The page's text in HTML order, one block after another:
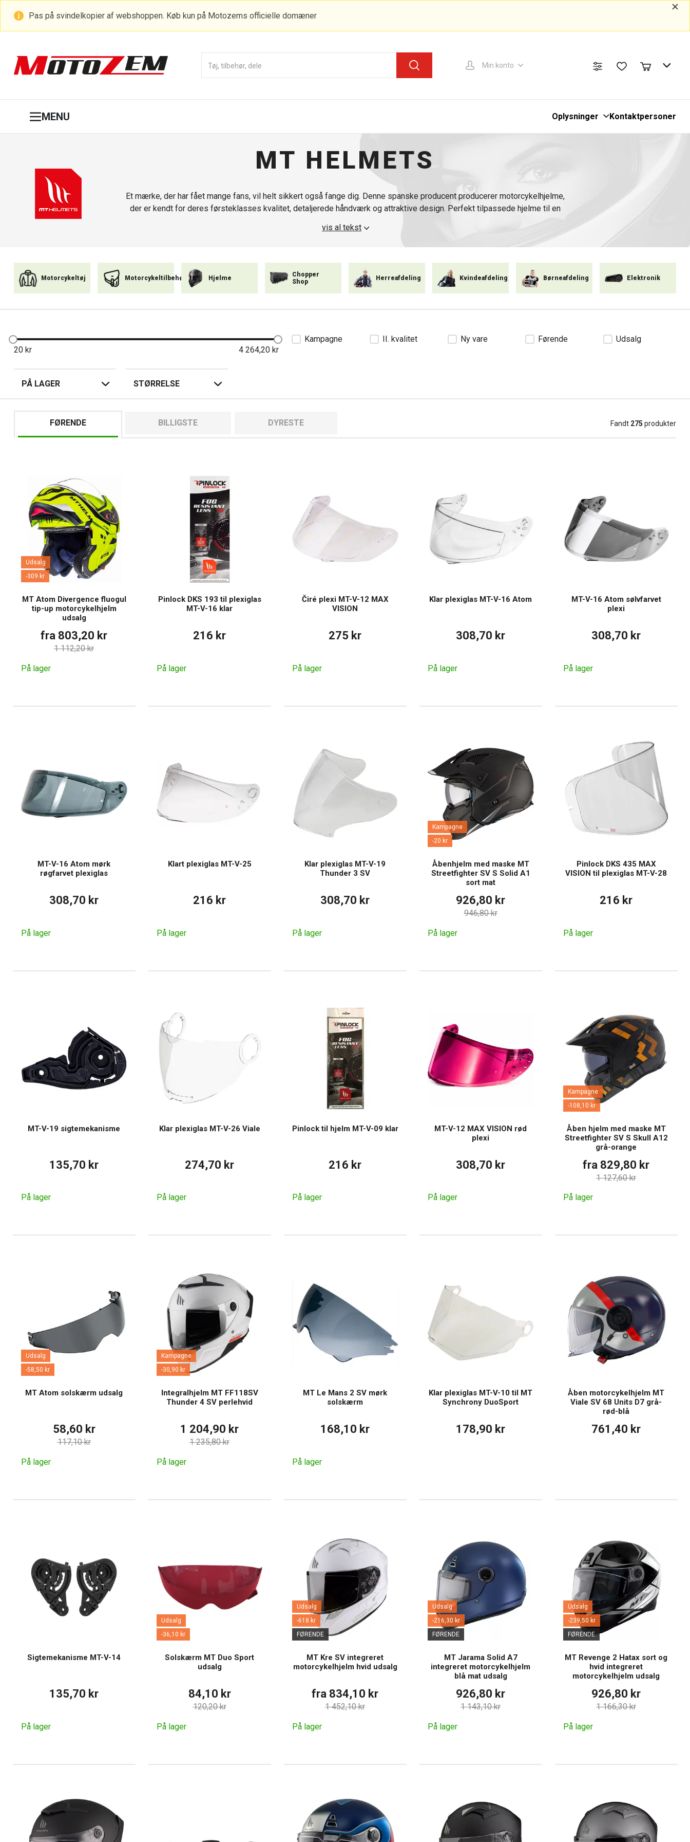
Pas på svindelkopier af webshoppen. Køb kun på Motozems officielle domæner
Min konto
MENU Oplysninger Kontaktpersoner
MT HELMETS
Et mærke, der har fået mange fans, vil helt sikkert også fange dig. Denne spanske producent producerer motorcykelhjelme,
der er kendt for deres førsteklasses kvalitet, detaljerede håndværk og attraktive design. Perfekt tilpassede hjelme til en
vis al tekst
Motorcykeltøj Motorcykeltilbehør Hjelme
Chopper
Shop
Herreafdeling Kvindeafdeling Børneafdeling Elektronik
20 kr 4 264,20 kr
Kampagne II. kvalitet Ny vare Førende Udsalg
PÅ LAGER STØRRELSE
Fandt 275 produkter
FØRENDE BILLIGSTE DYRESTE
Udsalg
-309 kr
MT Atom Divergence fluogul
tip-up motorcykelhjelm
udsalg
fra 803,20 kr
1 112,20 kr
På lager
Pinlock DKS 193 til plexiglas
MT-V-16 klar
216 kr
På lager
Čiré plexi MT-V-12 MAX
VISION
275 kr
På lager
Klar plexiglas MT-V-16 Atom
308,70 kr
På lager
MT-V-16 Atom sølvfarvet
plexi
308,70 kr
På lager
MT-V-16 Atom mørk
røgfarvet plexiglas
308,70 kr
På lager
Klart plexiglas MT-V-25
216 kr
På lager
Klar plexiglas MT-V-19
Thunder 3 SV
308,70 kr
På lager
Kampagne
-20 kr
Åbenhjelm med maske MT
Streetfighter SV S Solid A1
sort mat
926,80 kr
946,80 kr
På lager
Pinlock DKS 435 MAX
VISION til plexiglas MT-V-28
216 kr
På lager
MT-V-19 sigtemekanisme
135,70 kr
På lager
Klar plexiglas MT-V-26 Viale
274,70 kr
På lager
Pinlock til hjelm MT-V-09 klar
216 kr
På lager
MT-V-12 MAX VISION rød
plexi
308,70 kr
På lager
Kampagne
-108,10 kr
Åben hjelm med maske MT
Streetfighter SV S Skull A12
grå-orange
fra 829,80 kr
1 127,60 kr
På lager
Udsalg
-58,50 kr
MT Atom solskærm udsalg
58,60 kr
117,10 kr
På lager
Kampagne
-30,90 kr
Integralhjelm MT FF118SV
Thunder 4 SV perlehvid
1 204,90 kr
1 235,80 kr
På lager
MT Le Mans 2 SV mørk
solskærm
168,10 kr
På lager
Klar plexiglas MT-V-10 til MT
Synchrony DuoSport
178,90 kr
Åben motorcykelhjelm MT
Viale SV 68 Units D7 grå-
rød-blå
761,40 kr
Sigtemekanisme MT-V-14
135,70 kr
På lager
Udsalg
-36,10 kr
Solskærm MT Duo Sport
udsalg
84,10 kr
120,20 kr
På lager
Udsalg
-618 kr
FØRENDE
MT Kre SV integreret
motorcykelhjelm hvid udsalg
fra 834,10 kr
1 452,10 kr
På lager
Udsalg
-216,30 kr
FØRENDE
MT Jarama Solid A7
integreret motorcykelhjelm
blå mat udsalg
926,80 kr
1 143,10 kr
På lager
Udsalg
-239,50 kr
FØRENDE
MT Revenge 2 Hatax sort og
hvid integreret
motorcykelhjelm udsalg
926,80 kr
1 166,30 kr
På lager